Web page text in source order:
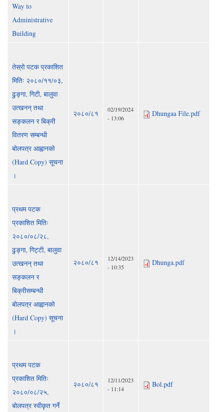
Way to
Administrative
Building
तेस्रो पटक प्रकाशित
मितिः २०८०/११/०३,
ढुङ्गा, गिटी, बालुवा
उत्खनन् तथा
सङ्कलन र बिक्री
वितरण सम्बन्धी
बोलपत्र आह्वानको
(Hard Copy) सूचना
।
२०८०/८१
02/19/2024
- 13:06
Dhungaa File.pdf
प्रथम पटक
प्रकाशित मितिः
२०८०/०८/२८,
ढुङ्गा, गिट्टी, बालुवा
उत्खनन् तथा
सङ्कलन र
बिक्रीसम्बन्धी
बोलपत्र आह्वानको
(Hard Copy) सूचना
।
२०८०/८१
12/14/2023
- 10:35
Dhunga.pdf
प्रथम पटक
प्रकाशित मितिः
२०८०/०८/२५,
बोलपत्र स्वीकृत गर्ने
२०८०/८१
12/11/2023
- 11:14
Bol.pdf